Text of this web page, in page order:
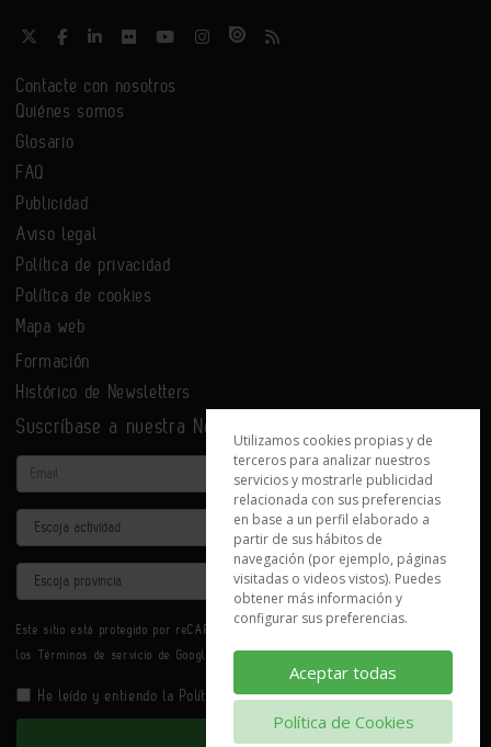
Contacte con nosotros
Quiénes somos
Glosario
FAQ
Publicidad
Aviso legal
Política de privacidad
Política de cookies
Mapa web
Formación
Histórico de Newsletters
Suscríbase a nuestra Newsletter
Email
Actividad
Provincia
Este sitio está protegido por reCAPTCHA y se aplican la
los Términos de servicio de Google.
He leído y entiendo laPolítica de Privacidad
Enviar
Utilizamos cookies propias y de
terceros para analizar nuestros
servicios y mostrarle publicidad
relacionada con sus preferencias
en base a un perfil elaborado a
partir de sus hábitos de
navegación (por ejemplo, páginas
visitadas o videos vistos). Puedes
obtener más información y
configurar sus preferencias.
Aceptar todas
Política de Cookies